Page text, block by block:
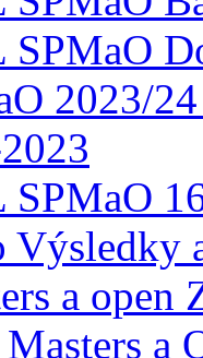
SPMaO
2023/
SPMaO
Výsledky
a
Masters